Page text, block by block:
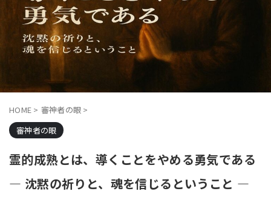
HOME > 審神者の眼 >
審神者の眼
霊的成熟とは、導くことをやめる勇気である
― 沈黙の祈りと、魂を信じるということ ―